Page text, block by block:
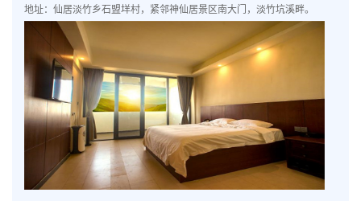
地址：仙居淡竹乡石盟垟村，紧邻神仙居景区南大门，淡竹坑溪畔。